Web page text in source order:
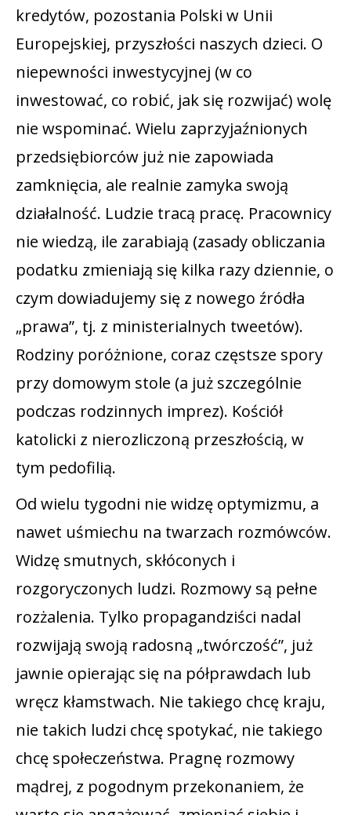
kredytów, pozostania Polski w Unii
Europejskiej, przyszłości naszych dzieci. O
niepewności inwestycyjnej (w co
inwestować, co robić, jak się rozwijać) wolę
nie wspominać. Wielu zaprzyjaźnionych
przedsiębiorców już nie zapowiada
zamknięcia, ale realnie zamyka swoją
działalność. Ludzie tracą pracę. Pracownicy
nie wiedzą, ile zarabiają (zasady obliczania
podatku zmieniają się kilka razy dziennie, o
czym dowiadujemy się z nowego źródła
„prawa”, tj. z ministerialnych tweetów).
Rodziny poróżnione, coraz częstsze spory
przy domowym stole (a już szczególnie
podczas rodzinnych imprez). Kościół
katolicki z nierozliczoną przeszłością, w
tym pedofilią.
Od wielu tygodni nie widzę optymizmu, a
nawet uśmiechu na twarzach rozmówców.
Widzę smutnych, skłóconych i
rozgoryczonych ludzi. Rozmowy są pełne
rozżalenia. Tylko propagandziści nadal
rozwijają swoją radosną „twórczość”, już
jawnie opierając się na półprawdach lub
wręcz kłamstwach. Nie takiego chcę kraju,
nie takich ludzi chcę spotykać, nie takiego
chcę społeczeństwa. Pragnę rozmowy
mądrej, z pogodnym przekonaniem, że